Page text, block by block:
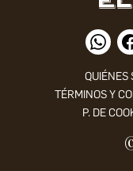
QUIÉNES
TÉRMINOS Y
P. DE